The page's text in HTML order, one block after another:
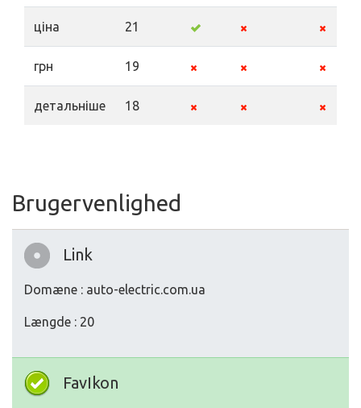
ціна 21
грн 19
детальніше 18
Brugervenlighed
Link
Domæne : auto-electric.com.ua
Længde : 20
FavIkon